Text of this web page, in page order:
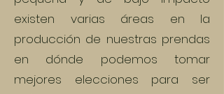
existen varias áreas en la
producción de nuestras prendas
en dónde podemos tomar
mejores elecciones para ser